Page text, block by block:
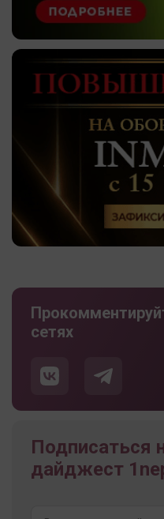
сетях
Подписаться
дайджест